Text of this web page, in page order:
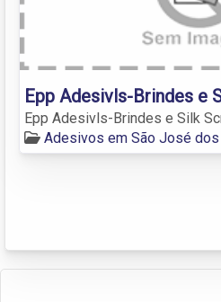
Epp Adesivls-Brindes e
Epp Adesivls-Brindes e Silk
Adesivos em São José dos